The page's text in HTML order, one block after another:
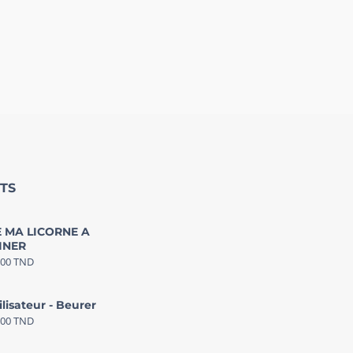
MA LICORNE A
TND
- Beurer
TND